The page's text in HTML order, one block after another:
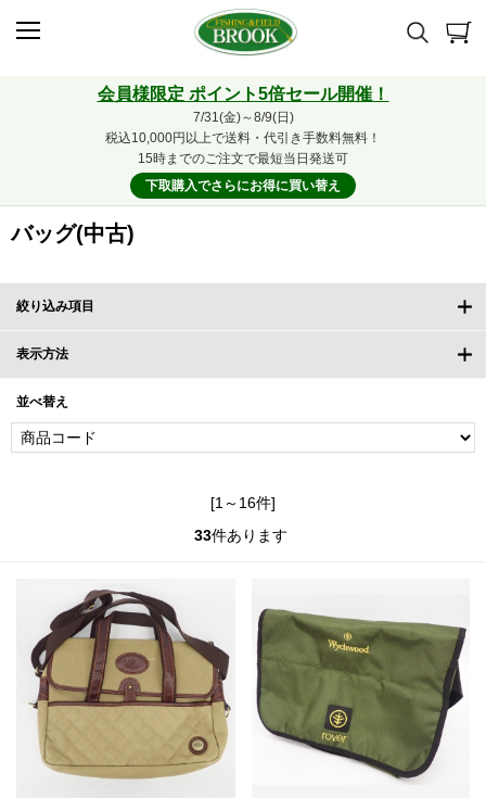
会員様限定 ポイント5倍セール開催！
7/31(金)～8/9(日)
税込10,000円以上で送料・代引き手数料無料！
15時までのご注文で最短当日発送可
下取購入でさらにお得に買い替え
バッグ(中古)
絞り込み項目
表示方法
並べ替え
[1～16件]
33件あります